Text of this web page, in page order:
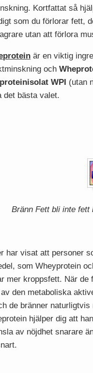
Kortfattat så
som du förlorar fett,
utan att förlora
är en viktig
och
WPI (utan
det bästa valet.
Bränn Fett bli inte fett
har visat att personer
som Wheyprotein
mer kroppsfett. När de
den metaboliska
de bränner
hjälper dig att
av nöjdhet snarare